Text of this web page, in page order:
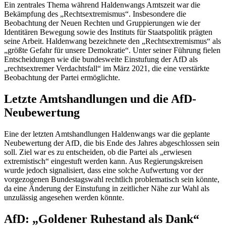
Ein zentrales Thema während Haldenwangs Amtszeit war die
Bekämpfung des „Rechtsextremismus“. Insbesondere die
Beobachtung der Neuen Rechten und Gruppierungen wie der
Identitären Bewegung sowie des Instituts für Staatspolitik prägten
seine Arbeit. Haldenwang bezeichnete den „Rechtsextremismus“ als
„größte Gefahr für unsere Demokratie“. Unter seiner Führung fielen
Entscheidungen wie die bundesweite Einstufung der AfD als
„rechtsextremer Verdachtsfall“ im März 2021, die eine verstärkte
Beobachtung der Partei ermöglichte.
Letzte Amtshandlungen und die AfD-
Neubewertung
Eine der letzten Amtshandlungen Haldenwangs war die geplante
Neubewertung der AfD, die bis Ende des Jahres abgeschlossen sein
soll. Ziel war es zu entscheiden, ob die Partei als „erwiesen
extremistisch“ eingestuft werden kann. Aus Regierungskreisen
wurde jedoch signalisiert, dass eine solche Aufwertung vor der
vorgezogenen Bundestagswahl rechtlich problematisch sein könnte,
da eine Änderung der Einstufung in zeitlicher Nähe zur Wahl als
unzulässig angesehen werden könnte.
AfD: „Goldener Ruhestand als Dank“